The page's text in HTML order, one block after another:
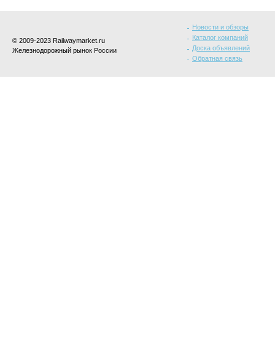
© 2009-2023 Railwaymarket.ru
Железнодорожный рынок России
Новости и обзоры
Каталог компаний
Доска объявлений
Обратная связь